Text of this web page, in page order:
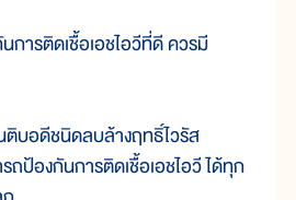
รติดเชื้อเอชไอวีที่ดี ควรมี
อดีชนิดลบล้างฤทธิ์ไวรัส
ป้องกันการติดเชื้อเอชไอวี ได้ทุก